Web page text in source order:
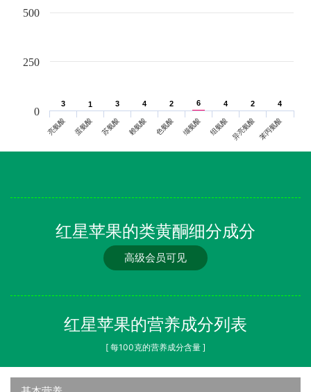
3
3 1
1 3
3 4
4 2
2 6
6 4
4 2
2 4
4
亮氨酸 蛋氨酸 苏氨酸 赖氨酸 色氨酸 缬氨酸 组氨酸 异亮氨酸苯丙氨酸
0
250
500
红星苹果的类黄酮细分成分
高级会员可见
红星苹果的营养成分列表
[ 每100克的营养成分含量 ]